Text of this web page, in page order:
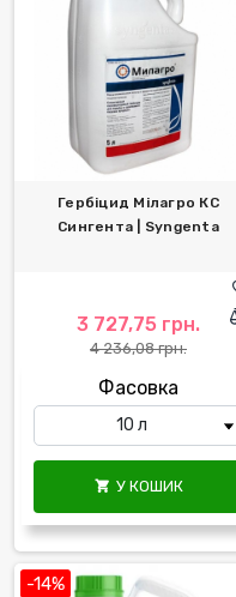
Гербіцид Мілагро КС
Сингента | Syngenta
3 727,75 грн.
4 236,08 грн.
Фасовка
 У КОШИК
-14%